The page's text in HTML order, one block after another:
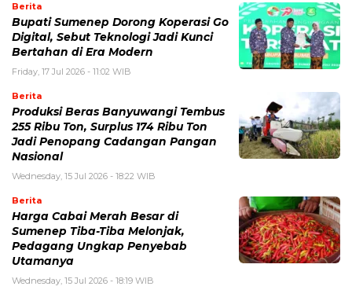
Berita
Bupati Sumenep Dorong Koperasi Go
Digital, Sebut Teknologi Jadi Kunci
Bertahan di Era Modern
Friday, 17 Jul 2026 - 11:02 WIB
Berita
Produksi Beras Banyuwangi Tembus
255 Ribu Ton, Surplus 174 Ribu Ton
Jadi Penopang Cadangan Pangan
Nasional
Wednesday, 15 Jul 2026 - 18:22 WIB
Berita
Harga Cabai Merah Besar di
Sumenep Tiba-Tiba Melonjak,
Pedagang Ungkap Penyebab
Utamanya
Wednesday, 15 Jul 2026 - 18:19 WIB